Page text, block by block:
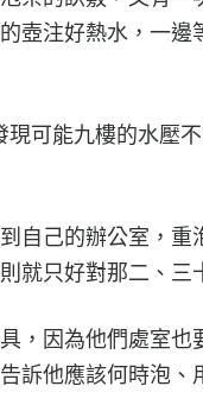
壺注好熱水，一
可能九樓的水壓
自己的辦公室，重
就只好對那二、三
，因為他們處室也
訴他應該何時泡、